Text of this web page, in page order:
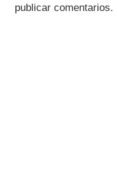
publicar comentarios.